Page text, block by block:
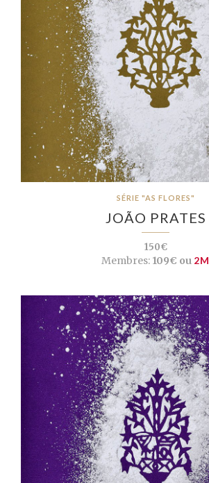
SÉRIE "AS FLORES"
JOÃO PRATES
150€
Membres: 109€ ou 2M